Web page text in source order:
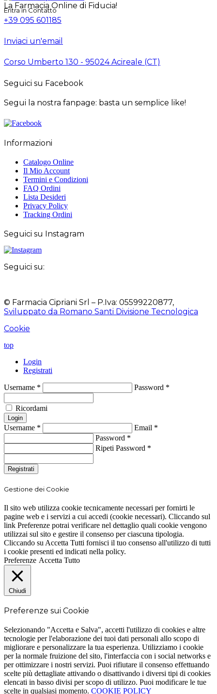
La Farmacia Online di Fiducia!
Entra in Contatto
+39 095 601185
Inviaci un'email
Corso Umberto 130 - 95024 Acireale (CT)
Seguici su Facebook
Segui la nostra fanpage: basta un semplice like!
Informazioni
Catalogo Online
Il Mio Account
Termini e Condizioni
FAQ Ordini
Lista Desideri
Privacy Policy
Tracking Ordini
Seguici su Instagram
Seguici su:
© Farmacia Cipriani Srl – P.Iva: 05599220877,
Sviluppato da Romano Santi Divisione Tecnologica
Cookie
top
Login
Registrati
Username * Password *
Ricordami
Login
Username * Email *
Password *
Ripeti Password *
Registrati
Gestione dei Cookie
Il sito web utilizza cookie tecnicamente necessari per fornirti le
pagine web e i servizi a cui accedi (cookie necessari). Cliccando sul
link Preferenze potrai verificare nel dettaglio quali cookie vengono
utilizzai sul sito e gestire il consenso per ciascuna tipologia.
Cliccando su Accetta Tutti fornisci il tuo consenso all'utilizzo di tutti
i cookie presenti ed indicati nella policy.
Preferenze Accetta Tutto
Chiudi
Preferenze sui Cookie
Selezionando "Accetta e Salva", accetti l'utilizzo di cookies e altre
tecnologie per l'elaborazione dei tuoi dati personali allo scopo di
migliorare e personalizzare la tua esperienza. Utilizziamo i cookie
per la normale fruizione del sito, l'interfaccia con i social networks e
per ottimizzare i nostri servizi. Puoi rifiutare il consenso effettuando
scelte più dettagliate attivando o disattivando i diversi tipi di cookies
elencati in basso divisi per scopo di utilizzo. Puoi modificare le tue
scelte in qualsiasi momento. COOKIE POLICY